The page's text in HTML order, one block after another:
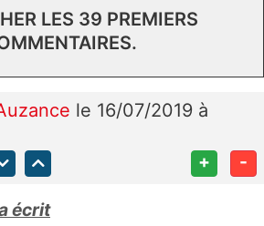
LES 39 PREMIERS
le 16/07/2019 à
+ -
écrit